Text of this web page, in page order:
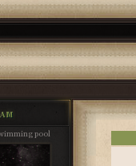
pool